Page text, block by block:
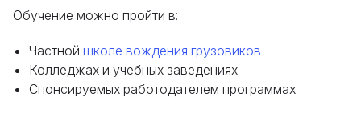
Обучение можно пройти в:
Частной школе вождения грузовиков
Колледжах и учебных заведениях
Спонсируемых работодателем программах